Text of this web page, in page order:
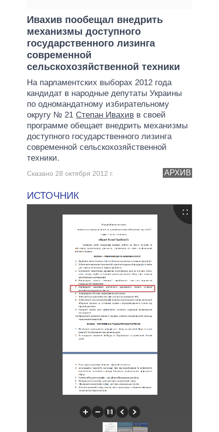
Ивахив пообещал внедрить
механизмы доступного
государственного лизинга
современной
сельскохозяйственной техники
На парламентских выборах 2012 года
кандидат в народные депутаты Украины
по одномандатному избирательному
округу № 21 Степан Ивахив в своей
программе обещает внедрить механизмы
доступного государственного лизинга
современной сельскохозяйственной
техники.
АРХИВ
Сказано 28 октября 2012 г.
ИСТОЧНИК